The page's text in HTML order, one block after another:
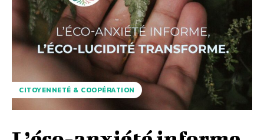
CITOYENNETÉ & COOPÉRATION